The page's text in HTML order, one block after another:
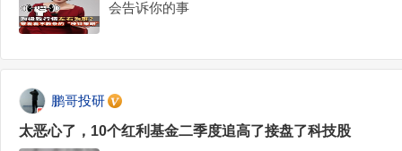
会告诉你的事
鹏哥投研
太恶心了，10个红利基金二季度追高了接盘了科技股